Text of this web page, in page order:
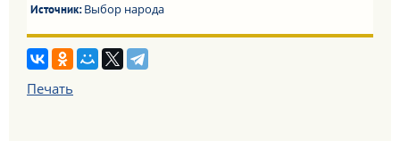
Источник:Выбор народа
Печать